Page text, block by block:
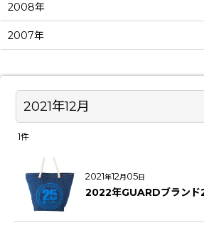
2021年12月
1件
2021年12月 05日
2022年GUARDブランド
2008年
2007年